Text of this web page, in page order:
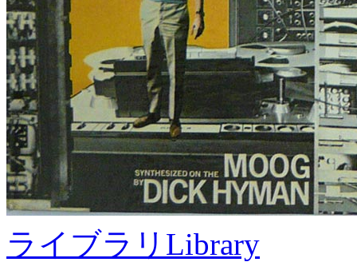
ライブラリ Library